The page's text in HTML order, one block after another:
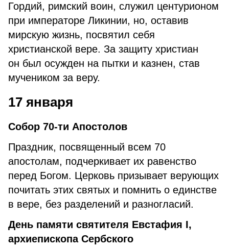
Гордий, римский воин, служил центурионом
при императоре Ликинии, но, оставив
мирскую жизнь, посвятил себя
христианской вере. За защиту христиан
он был осужден на пытки и казнен, став
мучеником за веру.
17 января
Собор 70-ти Апостолов
Праздник, посвященный всем 70
апостолам, подчеркивает их равенство
перед Богом. Церковь призывает верующих
почитать этих святых и помнить о единстве
в вере, без разделений и разногласий.
День памяти святителя Евстафия I,
архиепископа Сербского